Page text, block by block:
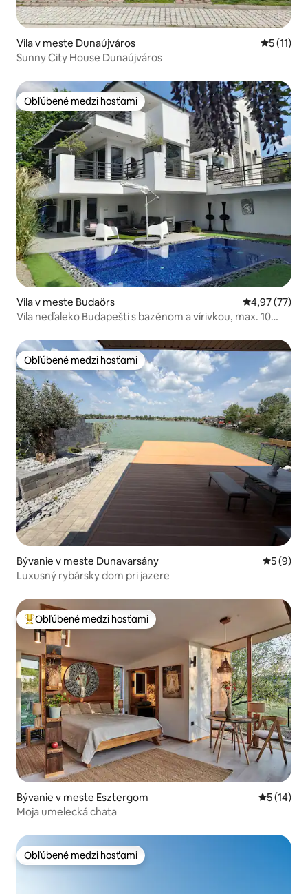
Vila v meste Dunaújváros
5 (11)
Sunny City House Dunaújváros
Obľúbené medzi hosťami
Obľúbené medzi hosťami
Vila v meste Budaörs Priemerné
4,97 (77)
Vila neďaleko Budapešti s bazénom a vírivkou, max. 10
Obľúbené medzi hosťami
Obľúbené medzi hosťami
Bývanie v meste Dunavarsány
5 (9)
Luxusný rybársky dom pri jazere
Najobľúbenejšie medzi hosťami
Obľúbené medzi hosťami
Bývanie v meste Esztergom
5 (14)
Moja umelecká chata
Obľúbené medzi hosťami
Obľúbené medzi hosťami